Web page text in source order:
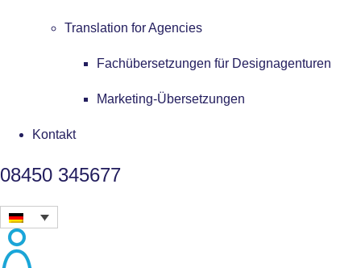
Translation for Agencies
Fachübersetzungen für Designagenturen
Marketing-Übersetzungen
Kontakt
08450 345677